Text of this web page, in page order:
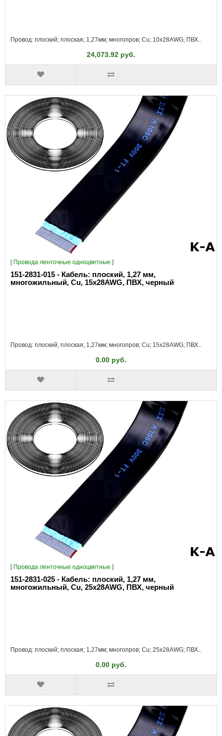
Провод: плоский; плоская; 1,27мм; многопров; Cu; 10x28AWG; ПВХ..
24,073.92 руб.
[ Провода ленточные одноцветные ]
151-2831-015 - Кабель: плоский, 1,27 мм,
многожильный, Cu, 15x28AWG, ПВХ, черный
Провод: плоский; плоская; 1,27мм; многопров; Cu; 15x28AWG; ПВХ..
0.00 руб.
[ Провода ленточные одноцветные ]
151-2831-025 - Кабель: плоский, 1,27 мм,
многожильный, Cu, 25x28AWG, ПВХ, черный
Провод: плоский; плоская; 1,27мм; многопров; Cu; 25x28AWG; ПВХ..
0.00 руб.